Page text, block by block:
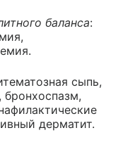
баланса:
сыпь,
бронхоспазм,
дерматит.